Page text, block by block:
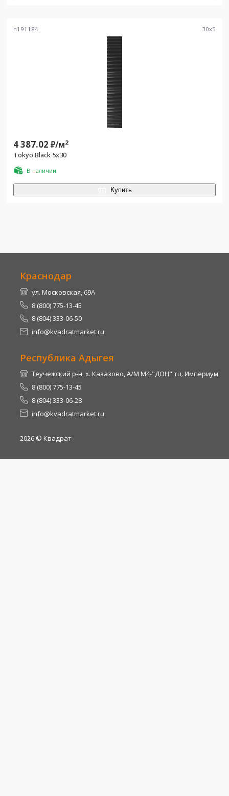
n191184 30x5
4 387.02 ₽/м2
Tokyo Black 5x30
В наличии
Купить
Краснодар
ул. Московская, 69А
8 (800) 775-13-45
8 (804) 333-06-50
info@kvadratmarket.ru
Республика Адыгея
Теучежский р-н, х. Казазово, А/М М4-"ДОН" тц. Империум
8 (800) 775-13-45
8 (804) 333-06-28
info@kvadratmarket.ru
2026 © Квадрат